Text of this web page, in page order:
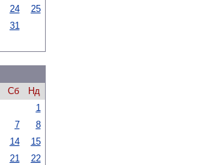
24
25
31
Сб
Нд
1
7
8
14
15
21
22